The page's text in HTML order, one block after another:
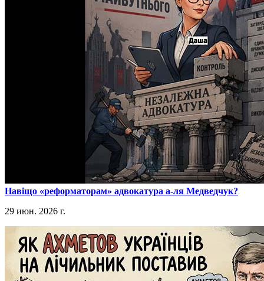
​Навіщо «реформаторам» адвокатура а-ля Медведчук?
29 июн. 2026 г.